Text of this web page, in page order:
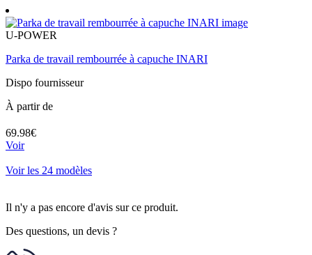
U-POWER
Parka de travail rembourrée à capuche INARI
Dispo fournisseur
À partir de
69.98€
Voir
Voir les 24 modèles
Il n'y a pas encore d'avis sur ce produit.
Des questions, un devis ?